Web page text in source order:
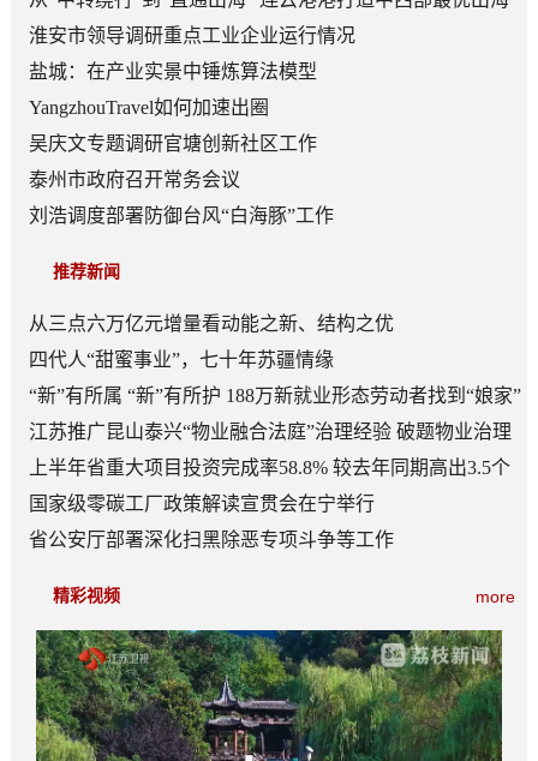
口
淮安市领导调研重点工业企业运行情况
盐城：在产业实景中锤炼算法模型
YangzhouTravel如何加速出圈
吴庆文专题调研官塘创新社区工作
泰州市政府召开常务会议
刘浩调度部署防御台风“白海豚”工作
推荐新闻
从三点六万亿元增量看动能之新、结构之优
四代人“甜蜜事业”，七十年苏疆情缘
“新”有所属 “新”有所护 188万新就业形态劳动者找到“娘家”
江苏推广昆山泰兴“物业融合法庭”治理经验 破题物业治理
“老大难”
上半年省重大项目投资完成率58.8% 较去年同期高出3.5个
百分点
国家级零碳工厂政策解读宣贯会在宁举行
省公安厅部署深化扫黑除恶专项斗争等工作
more
精彩视频